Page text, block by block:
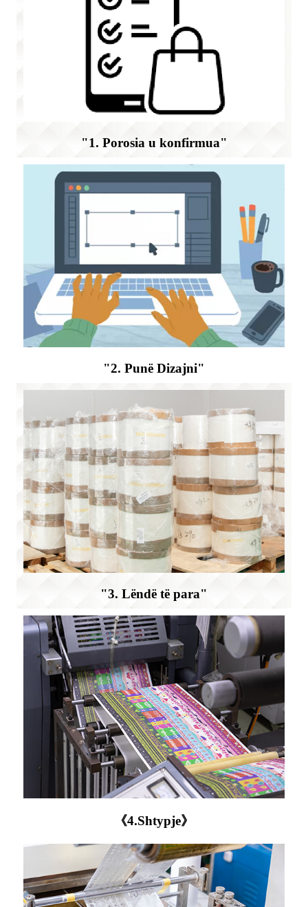
"1. Porosia u konfirmua"
"2. Punë Dizajni"
"3. Lëndë të para"
《4.Shtypje》